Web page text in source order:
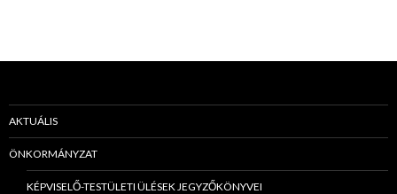
AKTUÁLIS
ÖNKORMÁNYZAT
KÉPVISELŐ-TESTÜLETI ÜLÉSEK JEGYZŐKÖNYVEI